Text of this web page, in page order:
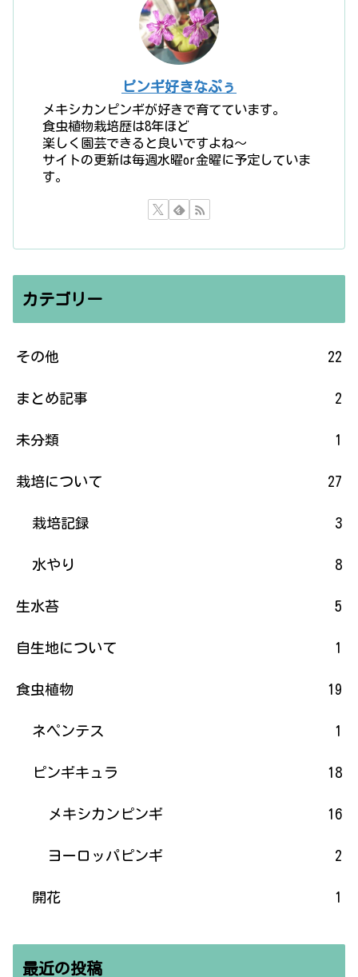
ピンギ好きなぷぅ
メキシカンピンギが好きで育てています。
食虫植物栽培歴は8年ほど
楽しく園芸できると良いですよね〜
サイトの更新は毎週水曜or金曜に予定していま
す。
カテゴリー
その他 22
まとめ記事 2
未分類 1
栽培について 27
栽培記録 3
水やり 8
生水苔 5
自生地について 1
食虫植物 19
ネペンテス 1
ピンギキュラ 18
メキシカンピンギ 16
ヨーロッパピンギ 2
開花 1
最近の投稿